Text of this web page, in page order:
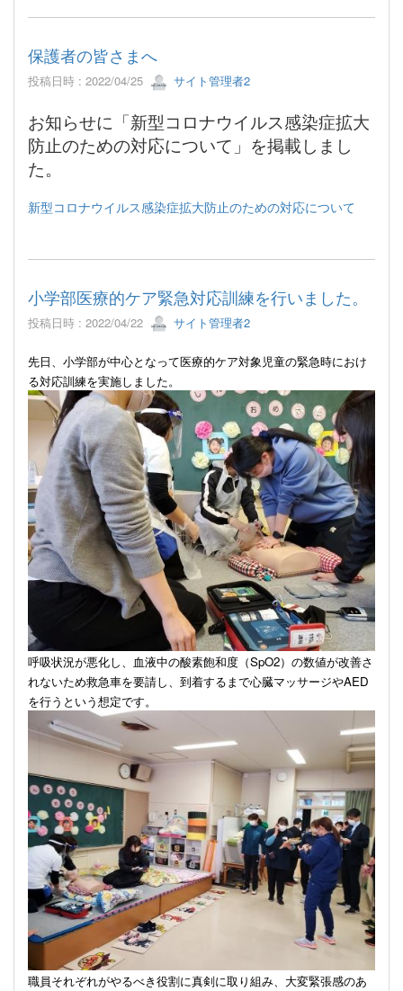
保護者の皆さまへ
投稿日時 : 2022/04/25 サイト管理者2
お知らせに「新型コロナウイルス感染症拡大
防止のための対応について」を掲載しまし
た。
新型コロナウイルス感染症拡大防止のための対応について
小学部医療的ケア緊急対応訓練を行いました。
投稿日時 : 2022/04/22 サイト管理者2
先日、小学部が中心となって医療的ケア対象児童の緊急時におけ
る対応訓練を実施しました。
呼吸状況が悪化し、血液中の酸素飽和度（SpO2）の数値が改善さ
れないため救急車を要請し、到着するまで心臓マッサージやAED
を行うという想定です。
職員それぞれがやるべき役割に真剣に取り組み、大変緊張感のあ